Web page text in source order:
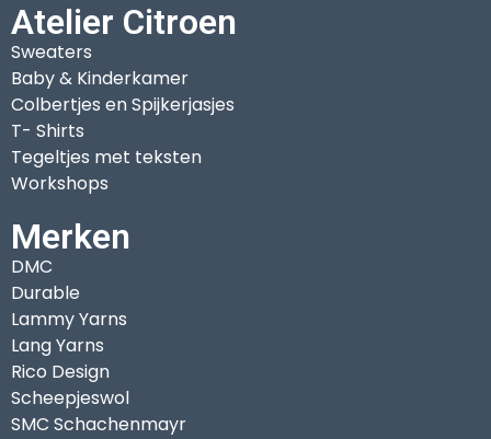
Atelier Citroen
Sweaters
Baby & Kinderkamer
Colbertjes en Spijkerjasjes
T- Shirts
Tegeltjes met teksten
Workshops
Merken
DMC
Durable
Lammy Yarns
Lang Yarns
Rico Design
Scheepjeswol
SMC Schachenmayr